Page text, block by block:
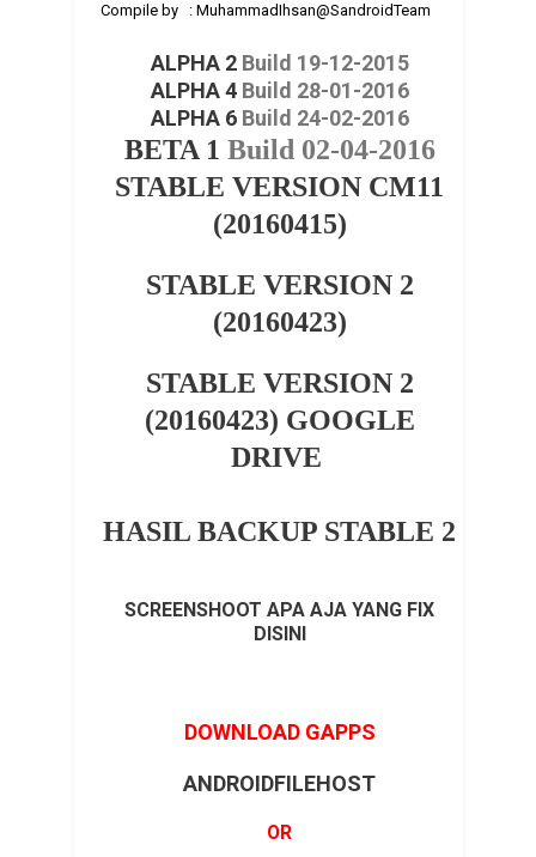
Compile by : MuhammadIhsan@SandroidTeam
ALPHA 2Build 19-12-2015
ALPHA 4Build 28-01-2016
ALPHA 6Build 24-02-2016
BETA 1 Build 02-04-2016
STABLE VERSION CM11
(20160415)
STABLE VERSION 2
(20160423)
STABLE VERSION 2
(20160423) GOOGLE
DRIVE
HASIL BACKUP STABLE 2
SCREENSHOOT APA AJA YANG FIX
DISINI
DOWNLOAD GAPPS
ANDROIDFILEHOST
OR